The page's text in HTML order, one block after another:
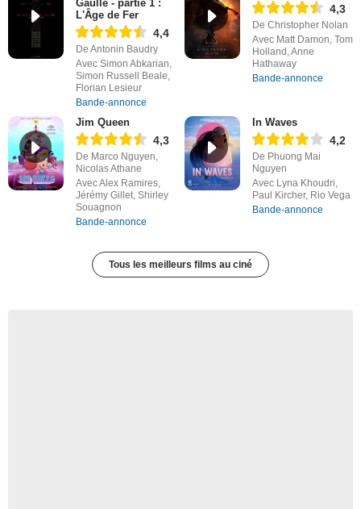
Gaulle - partie 1 :
L'Âge de Fer
4,4
De Antonin Baudry
Avec Simon Abkarian,
Simon Russell Beale,
Florian Lesieur
Bande-annonce
4,3
De Christopher Nolan
Avec Matt Damon, Tom
Holland, Anne
Hathaway
Bande-annonce
Jim Queen
4,3
De Marco Nguyen,
Nicolas Athane
Avec Alex Ramires,
Jérémy Gillet, Shirley
Souagnon
Bande-annonce
In Waves
4,2
De Phuong Mai
Nguyen
Avec Lyna Khoudri,
Paul Kircher, Rio Vega
Bande-annonce
Tous les meilleurs films au ciné